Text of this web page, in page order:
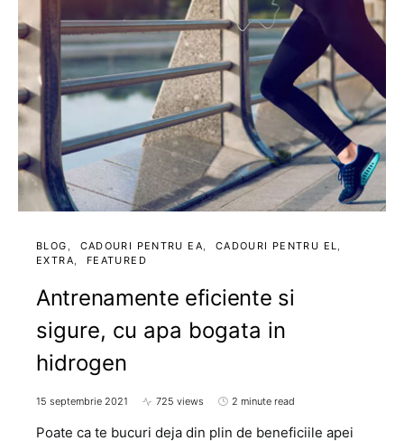
BLOG CADOURI PENTRU EA
CADOURI PENTRU EL
EXTRA
FEATURED
Antrenamente eficiente si
sigure, cu apa bogata in
hidrogen
15 septembrie 2021 725 views 2 minute read
Poate ca te bucuri deja din plin de beneficiile apei